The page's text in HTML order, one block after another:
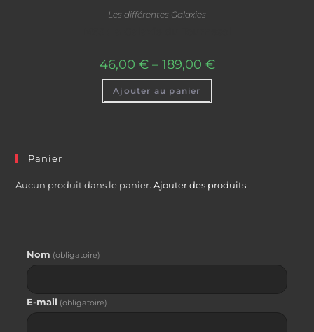
Les différentes Galaxies
46,00 €– 189,00 €
Ajouter au panier
Panier
Aucun produit dans le panier.Ajouter des produits
Nom (obligatoire)
E-mail (obligatoire)